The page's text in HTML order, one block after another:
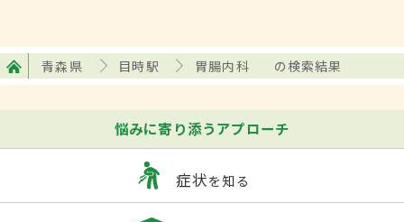
青森県 目時駅 胃腸内科 の検索結果
悩みに寄り添うアプローチ
症状を知る